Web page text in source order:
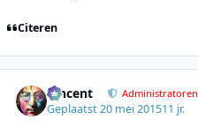
Citeren
Vincent Administratoren
Geplaatst20 mei 201511 jr.